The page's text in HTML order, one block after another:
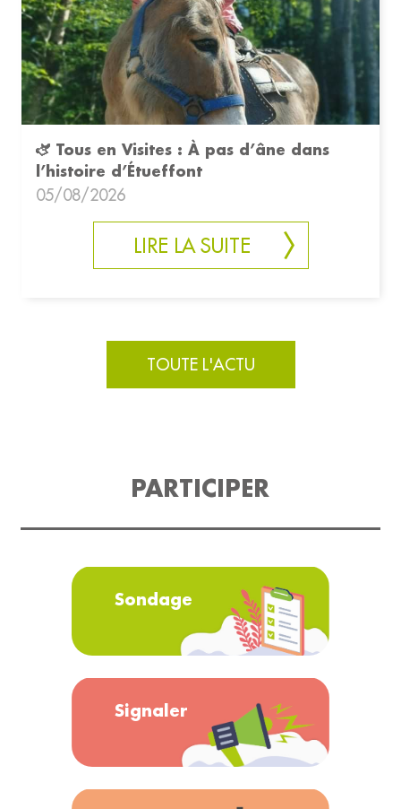
🫏 Tous en Visites : À pas d’âne dans
l’histoire d’Étueffont
05/08/2026
LIRE LA SUITE
TOUTE L'ACTU
PARTICIPER
Sondage
Signaler